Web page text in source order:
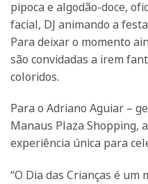
pipoca e algodão-doce,
facial, DJ animando a
Para deixar o momento
são convidadas a irem
coloridos.
Para o Adriano Aguiar –
Manaus Plaza Shopping,
experiência única para
“O Dia das Crianças é um